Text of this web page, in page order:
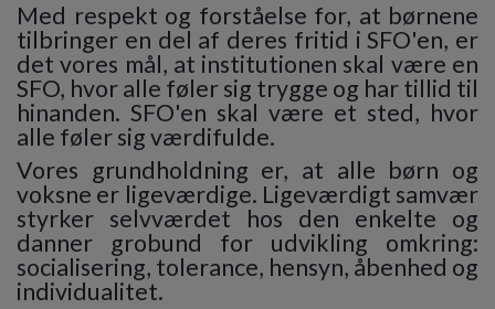
Med respekt og forståelse for, at børnene
tilbringer en del af deres fritid i SFO'en, er
det vores mål, at institutionen skal være en
SFO, hvor alle føler sig trygge og har tillid til
hinanden. SFO'en skal være et sted, hvor
alle føler sig værdifulde.
Vores grundholdning er, at alle børn og
voksne er ligeværdige. Ligeværdigt samvær
styrker selvværdet hos den enkelte og
danner grobund for udvikling omkring:
socialisering, tolerance, hensyn, åbenhed og
individualitet.